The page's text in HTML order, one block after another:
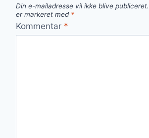
Din e-mailadresse vil ikke blive publiceret.
er markeret med *
Kommentar *